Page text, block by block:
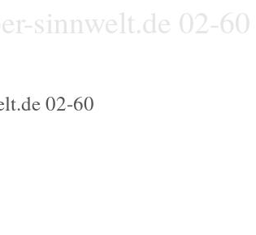
sinnwelt.de 02-60
02-60